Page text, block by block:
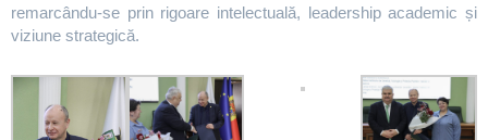
remarcându-se prin rigoare intelectuală, leadership academic și
viziune strategică.